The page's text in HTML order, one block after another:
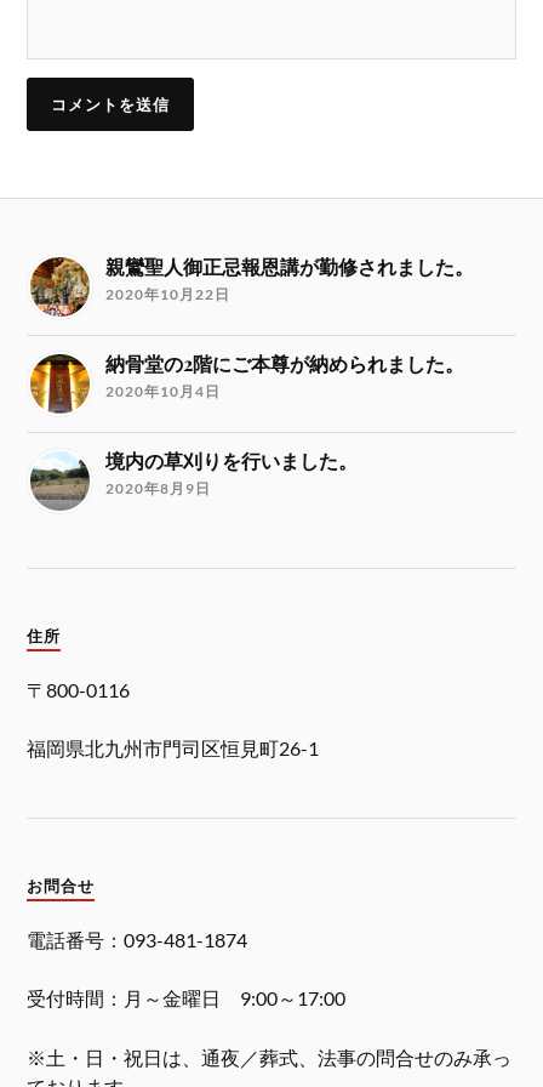
親鸞聖人御正忌報恩講が勤修されました。
2020年10月22日
納骨堂の2階にご本尊が納められました。
2020年10月4日
境内の草刈りを行いました。
2020年8月9日
住所
〒800-0116
福岡県北九州市門司区恒見町26-1
お問合せ
電話番号：093-481-1874
受付時間：月～金曜日 9:00～17:00
※土・日・祝日は、通夜／葬式、法事の問合せのみ承っ